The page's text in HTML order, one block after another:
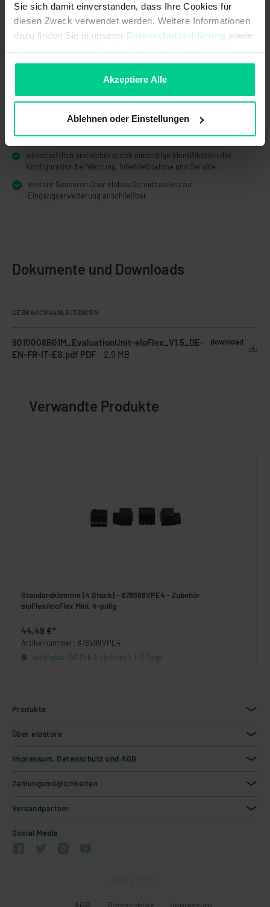
Sie sich damit einverstanden, dass Ihre Cookies für
diesen Zweck verwendet werden. Weitere Informationen
dazu finden Sie in unserer Datenschutzerklärung sowie
sein, können Sie die Verwendung von Cookies hier
Akzeptiere Alle
Ablehnen oder Einstellungen
Gerätevariante (je nach Variante unterschiedlich)
mehr Funktionen bei weniger Platzbedarf im Schaltschrank – das
manipulationssicher aufgrund definierter und validierter
Konfiguration durch elobau
wirtschaftlich und sicher durch eindeutige Identifikation der
Konfiguration bei Wartung, Inbetriebnahme und Service
weitere Sensoren über elobau Schnittstellen zur
Eingangserweiterung anschließbar
Dokumente und Downloads
GEBRAUCHSANLEITUNGEN
9010008B01M_EvaluationUnit-eloFlex_V1.5_DE-
EN-FR-IT-ES.pdf PDF
2.9 MB
download
Verwandte Produkte
Standardklemme (4 Stück) - 878598VPE4 - Zubehör
eloFlex/eloFlex Mini, 4-polig
44,49 €*
Artikelnummer: 878598VPE4
verfügbar (50 Stk.), Lieferzeit 1-3 Tage
Produkte
Über elostore
Impressum, Datenschutz und AGB
Zahlungsmöglichkeiten
Versandpartner
Social Media